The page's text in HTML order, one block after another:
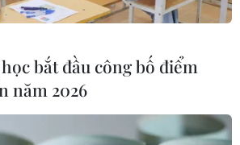
tuyển Việt Nam đoạt huy chương
quốc tế
đổi Số Quốc gia
bắt đầu công bố điểm
năm 2026